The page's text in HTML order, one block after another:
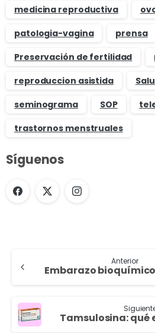
medicina reproductiva
patologia-vagina
prensa
Preservación de fertilidad
reproduccion asistida
seminograma
SOP
trastornos menstruales
Síguenos
Anterior